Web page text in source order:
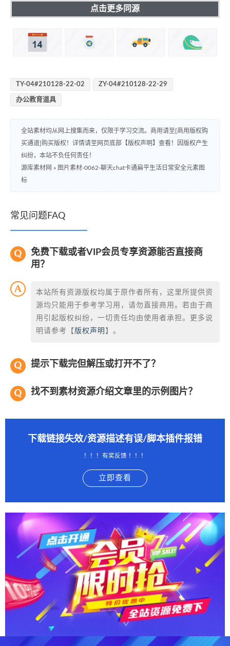
点击更多同源
TY-04#210128-22-02 ZY-04#210128-22-29
办公教育道具
全站素材均从网上搜集而来，仅限于学习交流。商用请至[商用版权购
买通道]购买版权！详情请至网页底部【版权声明】查看！因版权产生
纠纷，本站不负任何责任！
源库素材网 » 图片素材-0062-聊天chat卡通扁平生活日常安全元素图
标
常见问题FAQ
免费下载或者VIP会员专享资源能否直接商
用？
本站所有资源版权均属于原作者所有，这里所提供资
源均只能用于参考学习用，请勿直接商用。若由于商
用引起版权纠纷，一切责任均由使用者承担。更多说
明请参考【 版权声明 】。
提示下载完但解压或打开不了？
找不到素材资源介绍文章里的示例图片？
下载链接失效/资源描述有误/脚本插件报错
！！！有奖反馈 ！！！
立即查看